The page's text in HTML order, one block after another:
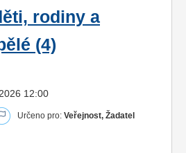
rodiny a
(4)
12:00
Určeno pro: Veřejnost, Žadatel